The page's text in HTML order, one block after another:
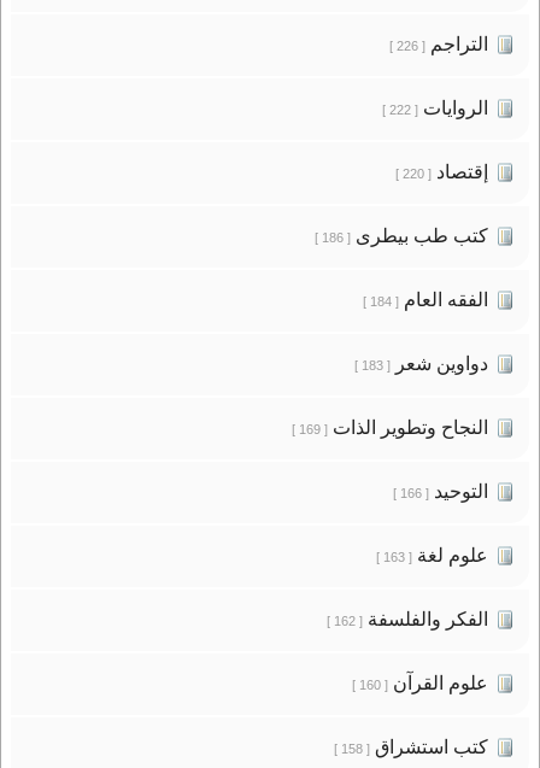
التراجم[ 226 ]
الروايات[ 222 ]
إقتصاد[ 220 ]
كتب طب بيطرى[ 186 ]
الفقه العام[ 184 ]
دواوين شعر[ 183 ]
النجاح وتطوير الذات[ 169 ]
التوحيد[ 166 ]
علوم لغة[ 163 ]
الفكر والفلسفة[ 162 ]
علوم القرآن[ 160 ]
كتب استشراق[ 158 ]